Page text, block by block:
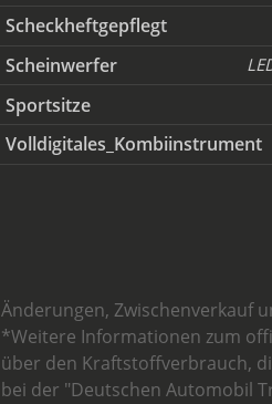
Scheckheftgepflegt
Scheinwerfer
Sportsitze
Volldigitales_Kombiinstrument
Änderungen, Zwischenverkauf
*Weitere Informationen zum
über den Kraftstoffverbrauch,
bei der "Deutschen Automobil